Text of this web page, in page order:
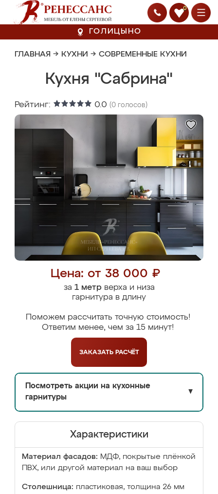
0
ГОЛИЦЫНО
ГЛАВНАЯ → КУХНИ → СОВРЕМЕННЫЕ КУХНИ
Кухня "Сабрина"
Рейтинг: 0.0 (0 голосов)
Цена: от 38 000 ₽
за 1 метрверха и низа
гарнитура в длину
Поможем рассчитать точную стоимость!
Ответим менее, чем за 15 минут!
ЗАКАЗАТЬ РАСЧЁТ
Посмотреть акции на кухонные
гарнитуры
▼
Характеристики
Материал фасадов: МДФ, покрытые плёнкой
ПВХ, или другой материал на ваш выбор
Столешница: пластиковая, толщина 26 мм